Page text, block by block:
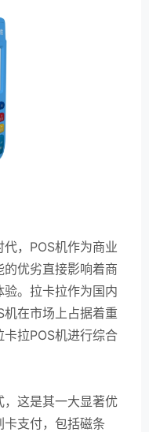
，POS机作为商业
优劣直接影响着商
。拉卡拉作为国内
在市场上占据着重
拉POS机进行综合
，这是其一大显著优
支付，包括磁条